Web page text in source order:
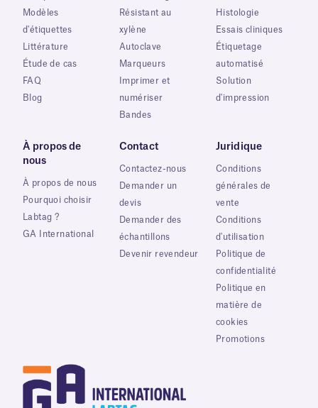
Modèles
d'étiquettes
Littérature
Étude de cas
FAQ
Blog
Résistant au
xylène
Autoclave
Marqueurs
Imprimer et
numériser
Bandes
Histologie
Essais cliniques
Étiquetage
automatisé
Solution
d'impression
À propos de
nous
À propos de nous
Pourquoi choisir
Labtag ?
GA International
Contact
Contactez-nous
Demander un
devis
Demander des
échantillons
Devenir revendeur
Juridique
Conditions
générales de
vente
Conditions
d'utilisation
Politique de
confidentialité
Politique en
matière de
cookies
Promotions